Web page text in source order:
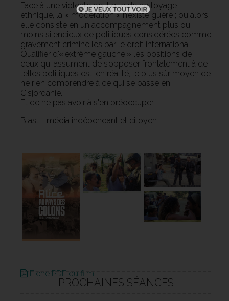
Face à une violente politique de nettoyage
ethnique, la « modération » n’existe guère ; ou alors
elle consiste en un accompagnement plus ou
moins silencieux de politiques considérées comme
gravement criminelles par le droit international.
Qualifier d'« extrême gauche » les positions de
ceux qui assument de s’opposer frontalement à de
telles politiques est, en réalité, le plus sûr moyen de
ne rien comprendre à ce qui se passe en
Cisjordanie.
Et de ne pas avoir à s'en préoccuper.
Blast - média indépendant et citoyen
Fiche PDF du film
PROCHAINES SÉANCES